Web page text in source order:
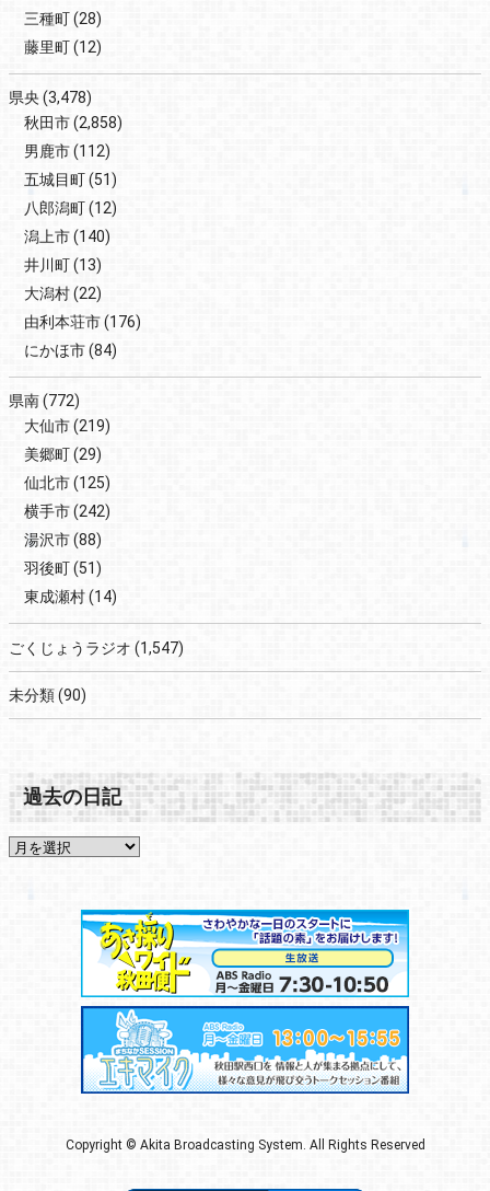
三種町(28)
藤里町(12)
県央(3,478)
秋田市(2,858)
男鹿市(112)
五城目町(51)
八郎潟町(12)
潟上市(140)
井川町(13)
大潟村(22)
由利本荘市(176)
にかほ市(84)
県南(772)
大仙市(219)
美郷町(29)
仙北市(125)
横手市(242)
湯沢市(88)
羽後町(51)
東成瀬村(14)
ごくじょうラジオ (1,547)
未分類(90)
過去の日記
Copyright © Akita Broadcasting System. All Rights Reserved